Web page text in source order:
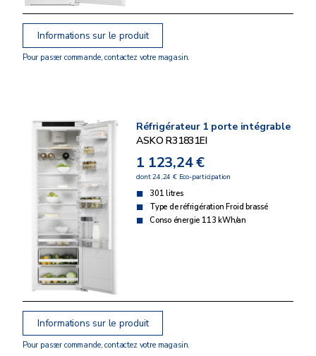
Informations sur le produit
Pour passer commande, contactez votre magasin.
Réfrigérateur 1 porte intégrable
ASKO R31831EI
1 123,24 €
dont 24,24 € Eco-participation
301 litres
Type de réfrigération Froid brassé
Conso énergie 113 kWh/an
Informations sur le produit
Pour passer commande, contactez votre magasin.